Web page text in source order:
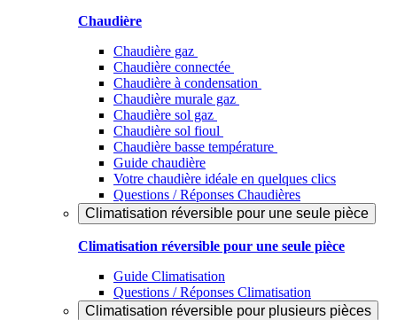
Chaudière
Chaudière gaz
Chaudière connectée
Chaudière à condensation
Chaudière murale gaz
Chaudière sol gaz
Chaudière sol fioul
Chaudière basse température
Guide chaudière
Votre chaudière idéale en quelques clics
Questions / Réponses Chaudières
Climatisation réversible pour une seule pièce
Climatisation réversible pour une seule pièce
Guide Climatisation
Questions / Réponses Climatisation
Climatisation réversible pour plusieurs pièces